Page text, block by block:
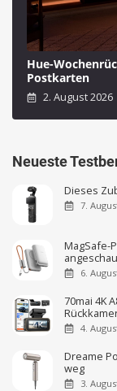
Hue-
Postkarten
2. August 2026
Neueste
Dieses
7.
MagSafe-
6.
70mai 4K
4.
Dreame
weg
3.